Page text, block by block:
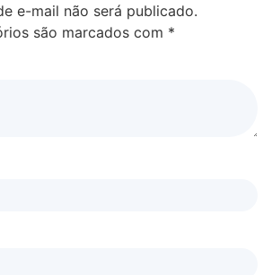
e-mail não será publicado.
são marcados com *